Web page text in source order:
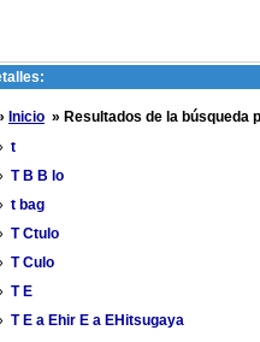
Inicio » Resultados de la búsqueda
t
T B B lo
t bag
T Ctulo
T Culo
T E
T E a Ehir E a EHitsugaya